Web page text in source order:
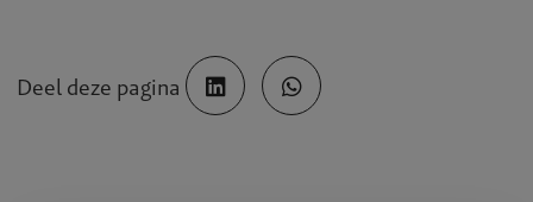
Deel deze pagina